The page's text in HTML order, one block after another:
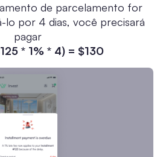
de parcelamento for
lo por 4 dias, você precisará
pagar
* 1% * 4) = $130